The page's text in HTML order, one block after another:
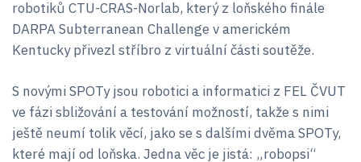
robotiků CTU-CRAS-Norlab, který z loňského finále
DARPA Subterranean Challenge v americkém
Kentucky přivezl stříbro z virtuální části soutěže.
S novými SPOTy jsou robotici a informatici z FEL ČVUT
ve fázi sbližování a testování možností, takže s nimi
ještě neumí tolik věcí, jako se s dalšími dvěma SPOTy,
které mají od loňska. Jedna věc je jistá: „robopsi“